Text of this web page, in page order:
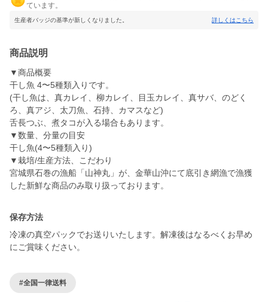
ています。
生産者バッジの基準が新しくなりました。 詳しくはこちら
商品説明
▼商品概要
干し魚 4〜5種類入りです。
(干し魚は、真カレイ、柳カレイ、目玉カレイ、真サバ、のどく
ろ、真アジ、太刀魚、石持、カマスなど)
舌長つぶ、煮タコが入る場合もあります。
▼数量、分量の目安
干し魚(4〜5種類入り)
▼栽培/生産方法、こだわり
宮城県石巻の漁船「山神丸」が、金華山沖にて底引き網漁で漁獲
した新鮮な商品のみ取り扱っております。
保存方法
冷凍の真空パックでお送りいたします。解凍後はなるべくお早め
にご賞味ください。
#全国一律送料